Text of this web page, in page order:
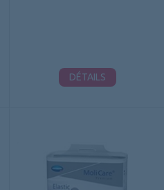
DÉTAILS